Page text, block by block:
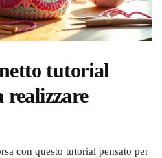
tutorial
realizzare
con questo tutorial pensato per